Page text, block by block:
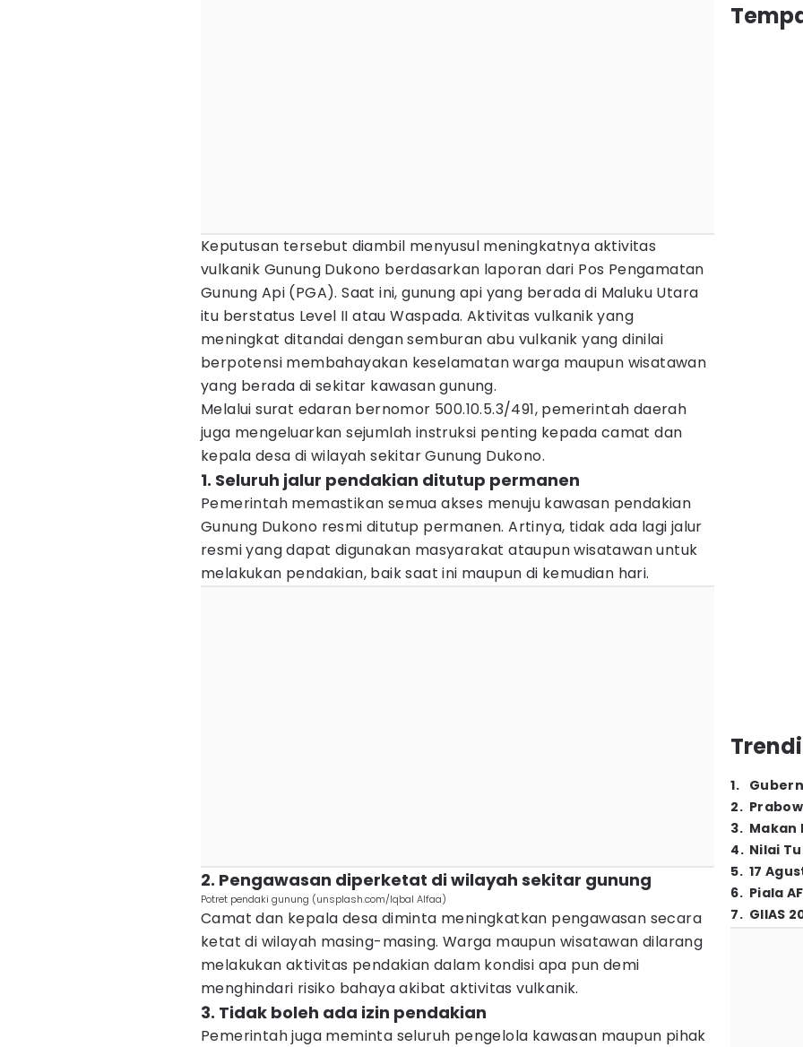
Keputusan tersebut diambil menyusul meningkatnya aktivitas
vulkanik Gunung Dukono berdasarkan laporan dari Pos Pengamatan
Gunung Api (PGA). Saat ini, gunung api yang berada di Maluku Utara
itu berstatus Level II atau Waspada. Aktivitas vulkanik yang
meningkat ditandai dengan semburan abu vulkanik yang dinilai
berpotensi membahayakan keselamatan warga maupun wisatawan
yang berada di sekitar kawasan gunung.
Melalui surat edaran bernomor 500.10.5.3/491, pemerintah daerah
juga mengeluarkan sejumlah instruksi penting kepada camat dan
kepala desa di wilayah sekitar Gunung Dukono.
1. Seluruh jalur pendakian ditutup permanen
Pemerintah memastikan semua akses menuju kawasan pendakian
Gunung Dukono resmi ditutup permanen. Artinya, tidak ada lagi jalur
resmi yang dapat digunakan masyarakat ataupun wisatawan untuk
melakukan pendakian, baik saat ini maupun di kemudian hari.
2. Pengawasan diperketat di wilayah sekitar gunung
Potret pendaki gunung (unsplash.com/Iqbal Alfaa)
Camat dan kepala desa diminta meningkatkan pengawasan secara
ketat di wilayah masing-masing. Warga maupun wisatawan dilarang
melakukan aktivitas pendakian dalam kondisi apa pun demi
menghindari risiko bahaya akibat aktivitas vulkanik.
3. Tidak boleh ada izin pendakian
Pemerintah juga meminta seluruh pengelola kawasan maupun pihak
1.
2.
3. Makan
4. Nilai
5. 17
6. Piala
7. GIIAS